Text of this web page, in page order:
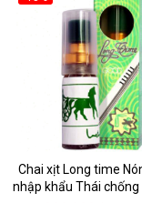
Chai xịt Long time
nhập khẩu Thái chống